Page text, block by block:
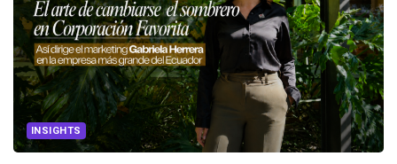
INSIGHTS